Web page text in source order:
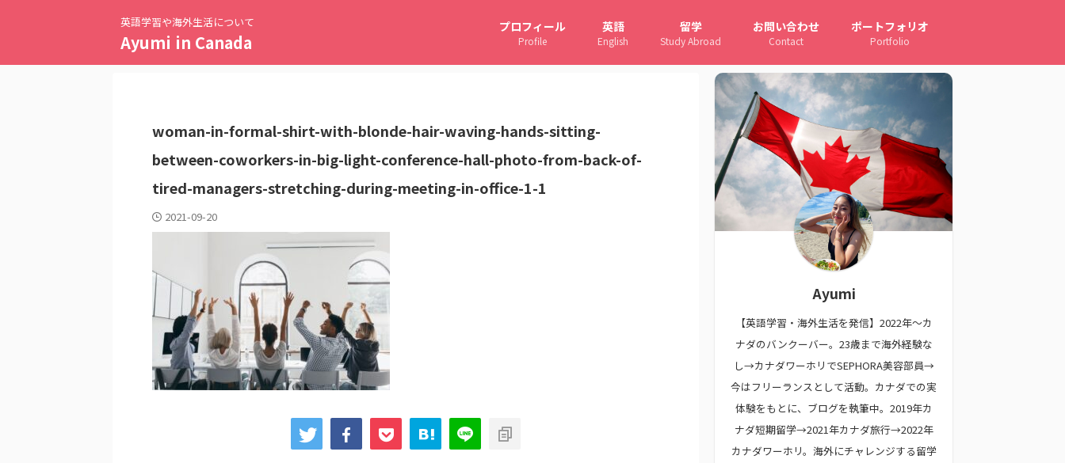
英語学習や海外生活について
Ayumi in Canada
プロフィール
Profile
英語
English
留学
Study Abroad
お問い合わせ
Contact
ポートフォリオ
Portfolio
woman-in-formal-shirt-with-blonde-hair-waving-hands-sitting-
between-coworkers-in-big-light-conference-hall-photo-from-back-of-
tired-managers-stretching-during-meeting-in-office-1-1
2021-09-20
Ayumi
【英語学習・海外生活を発信】2022年〜カ
ナダのバンクーバー。23歳まで海外経験な
し→カナダワーホリでSEPHORA美容部員→
今はフリーランスとして活動。カナダでの実
体験をもとに、ブログを執筆中。2019年カ
ナダ短期留学→2021年カナダ旅行→2022年
カナダワーホリ。海外にチャレンジする留学